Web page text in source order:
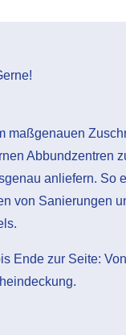
maßgenauen
Abbundzentren
anliefern. So
von Sanierungen
Ende zur Seite: